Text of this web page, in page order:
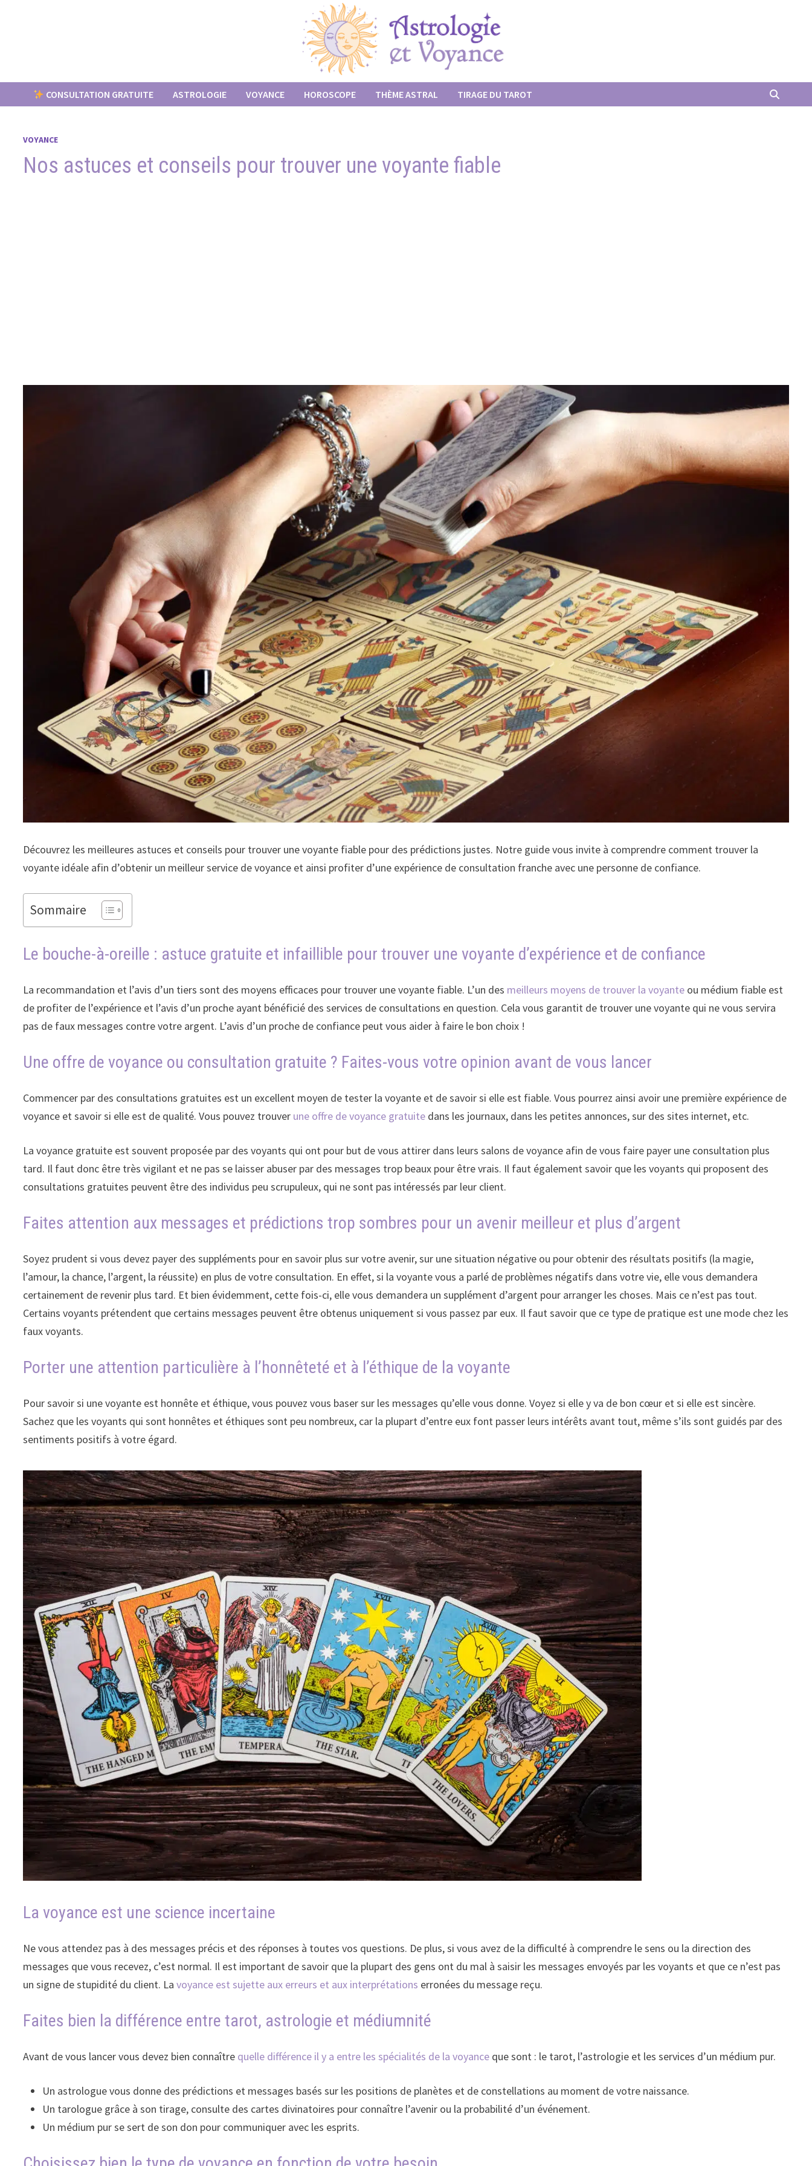
CONSULTATION GRATUITE ASTROLOGIE VOYANCE HOROSCOPE THÈME ASTRAL TIRAGE DU TAROT
VOYANCE
Nos astuces et conseils pour trouver une voyante fiable
Découvrez les meilleures astuces et conseils pour trouver une voyante fiable pour des prédictions justes. Notre guide vous invite à comprendre comment trouver la
voyante idéale afin d’obtenir un meilleur service de voyance et ainsi profiter d’une expérience de consultation franche avec une personne de confiance.
Sommaire
Le bouche-à-oreille : astuce gratuite et infaillible pour trouver une voyante d’expérience et de confiance
La recommandation et l’avis d’un tiers sont des moyens efficaces pour trouver une voyante fiable. L’un des meilleurs moyens de trouver la voyante ou médium fiable est
de profiter de l’expérience et l’avis d’un proche ayant bénéficié des services de consultations en question. Cela vous garantit de trouver une voyante qui ne vous servira
pas de faux messages contre votre argent. L’avis d’un proche de confiance peut vous aider à faire le bon choix !
Une offre de voyance ou consultation gratuite ? Faites-vous votre opinion avant de vous lancer
Commencer par des consultations gratuites est un excellent moyen de tester la voyante et de savoir si elle est fiable. Vous pourrez ainsi avoir une première expérience de
voyance et savoir si elle est de qualité. Vous pouvez trouver une offre de voyance gratuite dans les journaux, dans les petites annonces, sur des sites internet, etc.
La voyance gratuite est souvent proposée par des voyants qui ont pour but de vous attirer dans leurs salons de voyance afin de vous faire payer une consultation plus
tard. Il faut donc être très vigilant et ne pas se laisser abuser par des messages trop beaux pour être vrais. Il faut également savoir que les voyants qui proposent des
consultations gratuites peuvent être des individus peu scrupuleux, qui ne sont pas intéressés par leur client.
Faites attention aux messages et prédictions trop sombres pour un avenir meilleur et plus d’argent
Soyez prudent si vous devez payer des suppléments pour en savoir plus sur votre avenir, sur une situation négative ou pour obtenir des résultats positifs (la magie,
l’amour, la chance, l’argent, la réussite) en plus de votre consultation. En effet, si la voyante vous a parlé de problèmes négatifs dans votre vie, elle vous demandera
certainement de revenir plus tard. Et bien évidemment, cette fois-ci, elle vous demandera un supplément d’argent pour arranger les choses. Mais ce n’est pas tout.
Certains voyants prétendent que certains messages peuvent être obtenus uniquement si vous passez par eux. Il faut savoir que ce type de pratique est une mode chez les
faux voyants.
Porter une attention particulière à l’honnêteté et à l’éthique de la voyante
Pour savoir si une voyante est honnête et éthique, vous pouvez vous baser sur les messages qu’elle vous donne. Voyez si elle y va de bon cœur et si elle est sincère.
Sachez que les voyants qui sont honnêtes et éthiques sont peu nombreux, car la plupart d’entre eux font passer leurs intérêts avant tout, même s’ils sont guidés par des
sentiments positifs à votre égard.
La voyance est une science incertaine
Ne vous attendez pas à des messages précis et des réponses à toutes vos questions. De plus, si vous avez de la difficulté à comprendre le sens ou la direction des
messages que vous recevez, c’est normal. Il est important de savoir que la plupart des gens ont du mal à saisir les messages envoyés par les voyants et que ce n’est pas
un signe de stupidité du client. Lavoyance est sujette aux erreurs et aux interprétations erronées du message reçu.
Faites bien la différence entre tarot, astrologie et médiumnité
Avant de vous lancer vous devez bien connaître quelle différence il y a entre les spécialités de la voyance que sont : le tarot, l’astrologie et les services d’un médium pur.
Un astrologue vous donne des prédictions et messages basés sur les positions de planètes et de constellations au moment de votre naissance.
Un tarologue grâce à son tirage, consulte des cartes divinatoires pour connaître l’avenir ou la probabilité d’un événement.
Un médium pur se sert de son don pour communiquer avec les esprits.